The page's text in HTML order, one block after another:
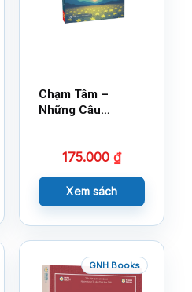
Chạm Tâm –
Những Câu
175.000 ₫
Xem sách
GNH Books